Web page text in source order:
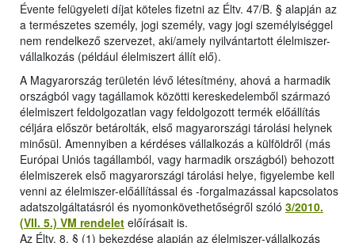
Évente felügyeleti díjat köteles fizetni az Éltv. 47/B. § alapján az
a természetes személy, jogi személy, vagy jogi személyiséggel
nem rendelkező szervezet, aki/amely nyilvántartott élelmiszer-
vállalkozás (például élelmiszert állít elő).
A Magyarország területén lévő létesítmény, ahová a harmadik
országból vagy tagállamok közötti kereskedelemből származó
élelmiszert feldolgozatlan vagy feldolgozott termék előállítás
céljára először betárolták, első magyarországi tárolási helynek
minősül. Amennyiben a kérdéses vállalkozás a külföldről (más
Európai Uniós tagállamból, vagy harmadik országból) behozott
élelmiszerek első magyarországi tárolási helye, figyelembe kell
venni az élelmiszer-előállítással és -forgalmazással kapcsolatos
adatszolgáltatásról és nyomonkövethetőségről szóló 3/2010.
(VII. 5.) VM rendelet előírásait is.
Az Éltv. 8. § (1) bekezdése alapján az élelmiszer-vállalkozás